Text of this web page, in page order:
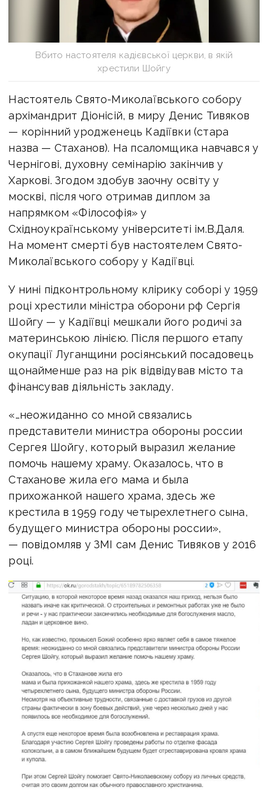
Вбито настоятеля кадієвської церкви, в якій
хрестили Шойгу
Настоятель Свято-Миколаївського собору
архімандрит Діонісій, в миру Денис Тивяков
— корінний уродженець Кадіївки (стара
назва — Стаханов). На псаломщика навчався у
Чернігові, духовну семінарію закінчив у
Харкові. Згодом здобув заочну освіту у
москві, після чого отримав диплом за
напрямком «Філософія» у
Східноукраїнському університеті ім.В.Даля.
На момент смерті був настоятелем Свято-
Миколаївського собору у Кадіївці.
У нині підконтрольному клірику соборі у 1959
році хрестили міністра оборони рф Сергія
Шойгу — у Кадіївці мешкали його родичі за
материнською лінією. Після першого етапу
окупації Луганщини росіянський посадовець
щонайменше раз на рік відвідував місто та
фінансував діяльність закладу.
«…неожиданно со мной связались
представители министра обороны россии
Сергея Шойгу, который выразил желание
помочь нашему храму. Оказалось, что в
Стаханове жила его мама и была
прихожанкой нашего храма, здесь же
крестила в 1959 году четырехлетнего сына,
будущего министра обороны россии»,
— повідомляв у ЗМІ сам Денис Тивяков у 2016
році.